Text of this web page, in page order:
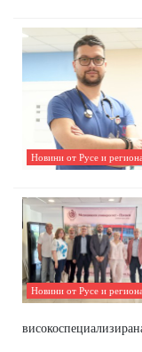
Новини от Русе и региона
Новини от Русе и региона